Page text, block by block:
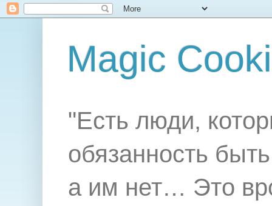
Magic
"Есть люди,
обязанность
а им нет… Это